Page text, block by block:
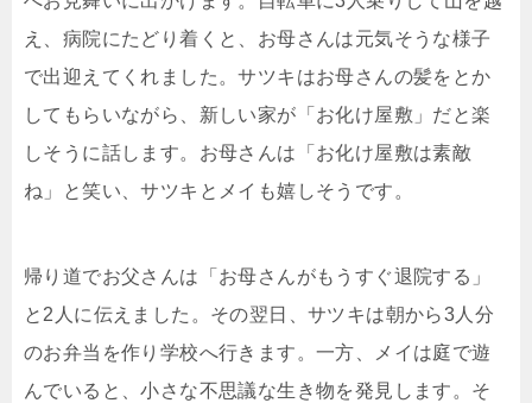
え、病院にたどり着くと、お母さんは元気そうな様子
で出迎えてくれました。サツキはお母さんの髪をとか
してもらいながら、新しい家が「お化け屋敷」だと楽
しそうに話します。お母さんは「お化け屋敷は素敵
ね」と笑い、サツキとメイも嬉しそうです。
帰り道でお父さんは「お母さんがもうすぐ退院する」
と2人に伝えました。その翌日、サツキは朝から3人分
のお弁当を作り学校へ行きます。一方、メイは庭で遊
んでいると、小さな不思議な生き物を発見します。そ